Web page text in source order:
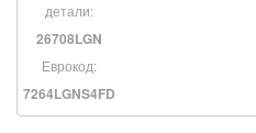
детали:
26708LGN
Еврокод:
7264LGNS4FD